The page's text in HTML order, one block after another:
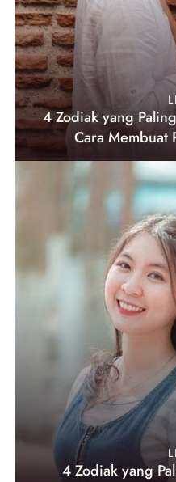
4 Zodiak yang
Cara Membuat
4 Zodiak yang